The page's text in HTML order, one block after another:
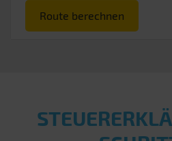
Route berechnen